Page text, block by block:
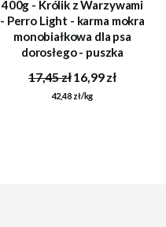
400g - Królik z Warzywami
- Perro Light - karma mokra
monobiałkowa dla psa
dorosłego - puszka
17,45 zł16,99 zł
42,48 zł/kg